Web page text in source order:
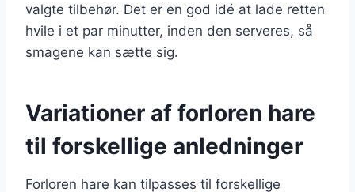
valgte tilbehør. Det er en god idé at lade retten
hvile i et par minutter, inden den serveres, så
smagene kan sætte sig.
Variationer af forloren hare
til forskellige anledninger
Forloren hare kan tilpasses til forskellige